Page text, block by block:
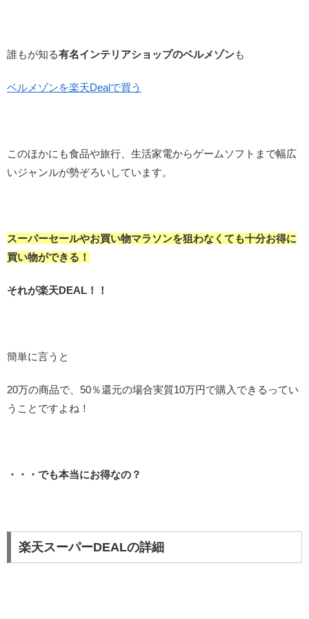
誰もが知る有名インテリアショップのベルメゾンも
ベルメゾンを楽天Dealで買う
このほかにも食品や旅行、生活家電からゲームソフトまで幅広
いジャンルが勢ぞろいしています。
スーパーセールやお買い物マラソンを狙わなくても十分お得に
買い物ができる！
それが楽天DEAL！！
簡単に言うと
20万の商品で、50％還元の場合実質10万円で購入できるってい
うことですよね！
・・・でも本当にお得なの？
楽天スーパーDEALの詳細